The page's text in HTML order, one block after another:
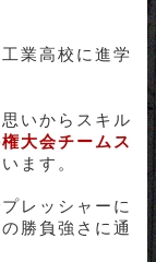
業高校に進学
いからスキル
大会チームス
ます。
レッシャーに
勝負強さに通